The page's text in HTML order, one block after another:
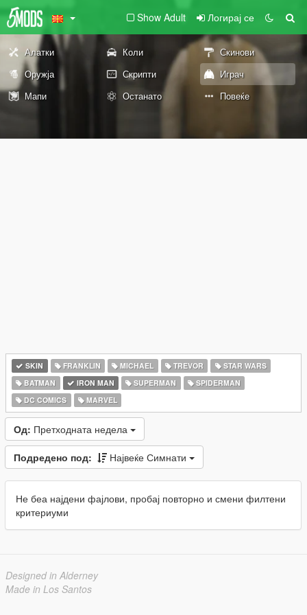
Show Adult Логирај се
Алатки Коли
Скинови
Оружја
Скрипти
Играч
Мапи
Останато Повеќе
SKIN FRANKLIN MICHAEL TREVOR
STAR WARS
BATMAN
IRON MAN SUPERMAN
SPIDERMAN
DC COMICS
MARVEL
Од: Претходната недела
Подредено под: Највеќе Симнати
Не беа најдени фајлови, пробај повторно и смени филтени
критериуми
Designed in Alderney
Made in Los Santos